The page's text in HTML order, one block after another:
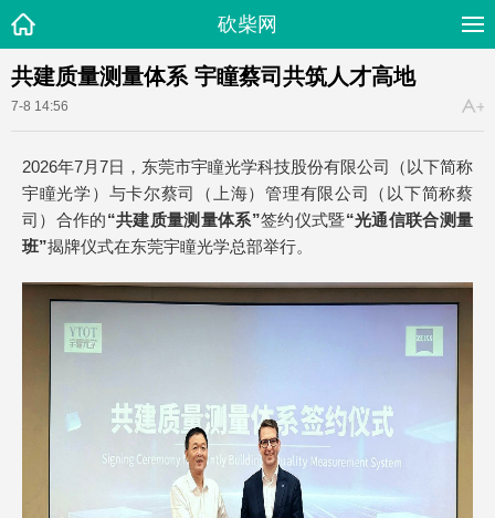
砍柴网
共建质量测量体系 宇瞳蔡司共筑人才高地
7-8 14:56
2026年7月7日，东莞市宇瞳光学科技股份有限公司（以下简称
宇瞳光学）与卡尔蔡司（上海）管理有限公司（以下简称蔡
司）合作的“共建质量测量体系”签约仪式暨“光通信联合测量
班”揭牌仪式在东莞宇瞳光学总部举行。